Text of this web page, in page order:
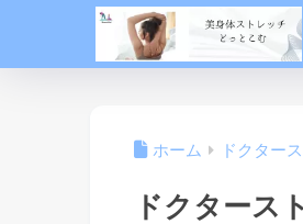
ホーム ドクター
ドクタース